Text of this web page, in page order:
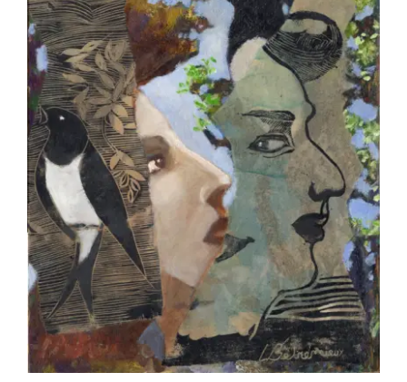
BETREMIEUX Laurent – La pie bavarde,
bavarde !